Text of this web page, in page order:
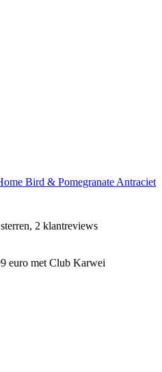
Bird & Pomegranate Antraciet
2 klantreviews
euro met Club Karwei